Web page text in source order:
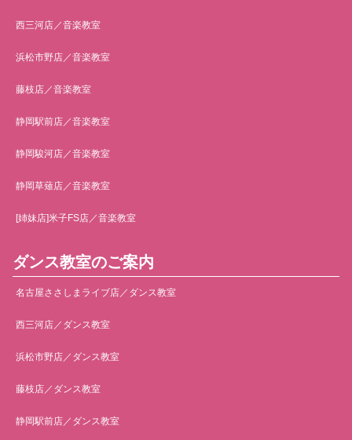
西三河店／音楽教室
浜松市野店／音楽教室
藤枝店／音楽教室
静岡駅前店／音楽教室
静岡駿河店／音楽教室
静岡草薙店／音楽教室
[姉妹店]米子FS店／音楽教室
ダンス教室のご案内
名古屋ささしまライブ店／ダンス教室
西三河店／ダンス教室
浜松市野店／ダンス教室
藤枝店／ダンス教室
静岡駅前店／ダンス教室